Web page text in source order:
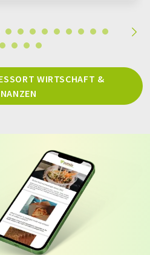
WIRTSCHAFT &